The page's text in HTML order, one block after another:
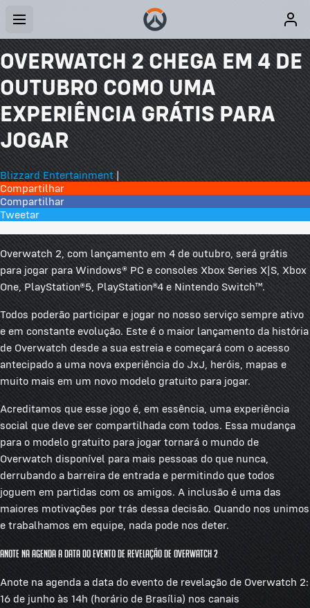
OVERWATCH 2 CHEGA EM 4 DE
OUTUBRO COMO UMA
EXPERIÊNCIA GRÁTIS PARA
JOGAR
Blizzard Entertainment|
Compartilhar
Compartilhar
Tweetar
Overwatch 2, com lançamento em 4 de outubro, será grátis
para jogar para Windows® PC e consoles Xbox Series X|S, Xbox
One, PlayStation®5, PlayStation®4 e Nintendo Switch™.
Todos poderão participar e jogar no nosso serviço sempre ativo
e em constante evolução. Este é o maior lançamento da história
de Overwatch desde a sua estreia e começará com o acesso
antecipado a uma nova experiência do JxJ, heróis, mapas e
muito mais em um novo modelo gratuito para jogar.
Acreditamos que esse jogo é, em essência, uma experiência
social que deve ser compartilhada com todos. Essa mudança
para o modelo gratuito para jogar tornará o mundo de
Overwatch disponível para mais pessoas do que nunca,
derrubando a barreira de entrada e permitindo que todos
joguem em partidas com os amigos. A inclusão é uma das
maiores motivações por trás dessa decisão. Quando nos unimos
e trabalhamos em equipe, nada pode nos deter.
Anote na agenda a data do evento de revelação de Overwatch 2
Anote na agenda a data do evento de revelação de Overwatch 2:
16 de junho às 14h (horário de Brasília) nos canais